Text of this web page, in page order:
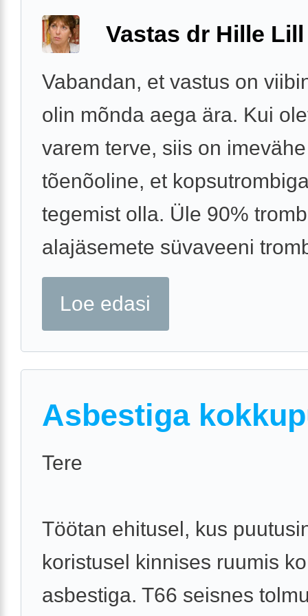
Vastas dr Hille Lill
Vabandan, et vastus on
olin mõnda aega ära. Kui
varem terve, siis on imevähe
tõenõoline, et
tegemist olla. Üle 90%
alajäsemete süvaveeni
Loe edasi
Asbestiga
Tere
Töötan ehitusel, kus
koristusel kinnises ruumis
asbestiga. T66 seisnes